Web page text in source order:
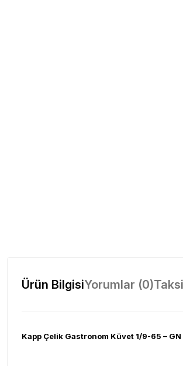
Ürün BilgisiYorumlar (0)
Kapp Çelik Gastronom Küvet 1/9-65 –